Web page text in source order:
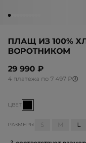
ПЛАЩ ИЗ 100%
ВОРОТНИКОМ
29 990 ₽
4 платежа по 7 497 ₽
ЦВЕТ
РАЗМЕРЫ M L